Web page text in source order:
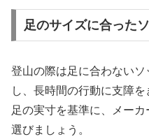
足のサイズに合った
登山の際は足に合わない
し、長時間の行動に支障を
足の実寸を基準に、メー
選びましょう。